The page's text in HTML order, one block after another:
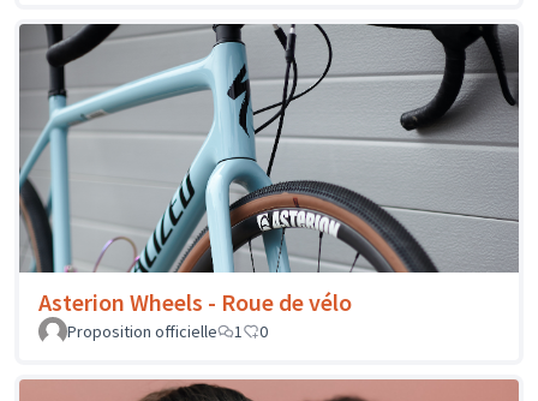
Asterion Wheels - Roue de vélo
Proposition officielle 1 0